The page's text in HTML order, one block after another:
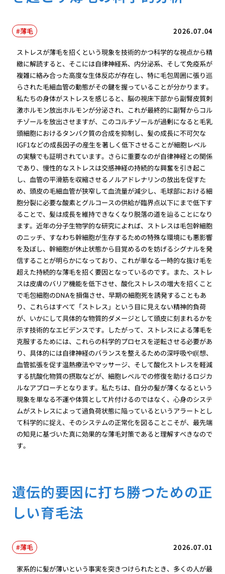
2026.07.04
薄毛
ストレスが薄毛を招くという現象を技術的かつ科学的な視点から精
緻に解読すると、そこには自律神経系、内分泌系、そして免疫系が
複雑に絡み合った高度な生体反応が存在し、特に毛包周囲に張り巡
らされた毛細血管の動態がその鍵を握っていることが分かります。
私たちの身体がストレスを感じると、脳の視床下部から副腎皮質刺
激ホルモン放出ホルモンが分泌され、これが最終的に副腎からコル
チゾールを放出させますが、このコルチゾールが過剰になると毛乳
頭細胞におけるタンパク質の合成を抑制し、髪の成長に不可欠な
IGF1などの成長因子の産生を著しく低下させることが細胞レベル
の実験でも証明されています。さらに重要なのが自律神経との関係
であり、慢性的なストレスは交感神経の持続的な興奮を引き起こ
し、血管の平滑筋を収縮させるノルアドレナリンの放出を促すた
め、頭皮の毛細血管が狭窄して血流量が減少し、毛球部における細
胞分裂に必要な酸素とグルコースの供給が臨界点以下にまで低下す
ることで、髪は成長を維持できなくなり脱落の道を辿ることになり
ます。近年の分子生物学的な研究によれば、ストレスは毛包幹細胞
のニッチ、すなわち幹細胞が生存するための特殊な環境にも悪影響
を及ぼし、幹細胞が休止状態から目覚めるのを妨げるシグナルを発
信することが明らかになっており、これが単なる一時的な抜け毛を
超えた持続的な薄毛を招く要因となっているのです。また、ストレ
スは皮膚のバリア機能を低下させ、酸化ストレスの増大を招くこと
で毛包細胞のDNAを損傷させ、早期の細胞死を誘発することもあ
り、これらはすべて「ストレス」という目に見えない精神的負荷
が、いかにして具体的な物質的ダメージとして頭皮に刻まれるかを
示す技術的なエビデンスです。したがって、ストレスによる薄毛を
克服するためには、これらの科学的プロセスを逆転させる必要があ
り、具体的には自律神経のバランスを整えるための深呼吸や瞑想、
血管拡張を促す温熱療法やマッサージ、そして酸化ストレスを軽減
する抗酸化物質の摂取などが、細胞レベルでの修復を助けるロジカ
ルなアプローチとなります。私たちは、自分の髪が薄くなるという
現象を単なる不運や体質として片付けるのではなく、心身のシステ
ムがストレスによって過負荷状態に陥っているというアラートとし
て科学的に捉え、そのシステムの正常化を図ることこそが、最先端
の知見に基づいた真に効果的な薄毛対策であると理解すべきなので
す。
遺伝的要因に打ち勝つための正
しい育毛法
2026.07.01
薄毛
家系的に髪が薄いという事実を突きつけられたとき、多くの人が最